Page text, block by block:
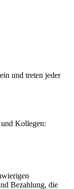
und treten jeder
Kollegen:
Bezahlung, die